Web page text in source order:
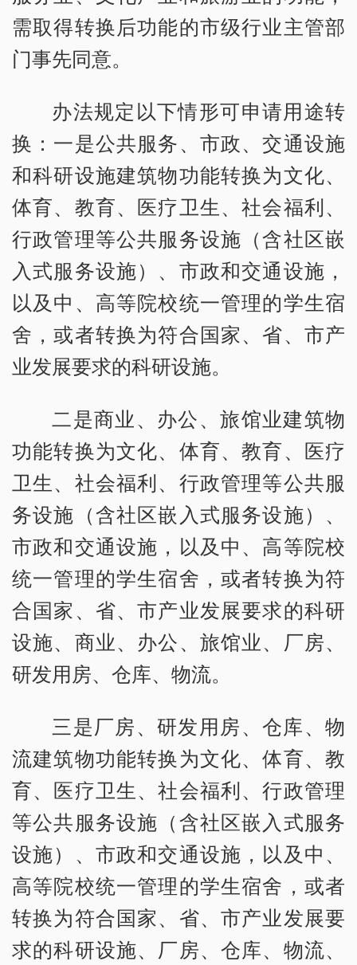
需取得转换后功能的市级行业主管部
门事先同意。
办法规定以下情形可申请用途转
换：一是公共服务、市政、交通设施
和科研设施建筑物功能转换为文化、
体育、教育、医疗卫生、社会福利、
行政管理等公共服务设施（含社区嵌
入式服务设施）、市政和交通设施，
以及中、高等院校统一管理的学生宿
舍，或者转换为符合国家、省、市产
业发展要求的科研设施。
二是商业、办公、旅馆业建筑物
功能转换为文化、体育、教育、医疗
卫生、社会福利、行政管理等公共服
务设施（含社区嵌入式服务设施）、
市政和交通设施，以及中、高等院校
统一管理的学生宿舍，或者转换为符
合国家、省、市产业发展要求的科研
设施、商业、办公、旅馆业、厂房、
研发用房、仓库、物流。
三是厂房、研发用房、仓库、物
流建筑物功能转换为文化、体育、教
育、医疗卫生、社会福利、行政管理
等公共服务设施（含社区嵌入式服务
设施）、市政和交通设施，以及中、
高等院校统一管理的学生宿舍，或者
转换为符合国家、省、市产业发展要
求的科研设施、厂房、仓库、物流、